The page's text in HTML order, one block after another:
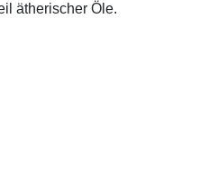
ätherischer Öle.